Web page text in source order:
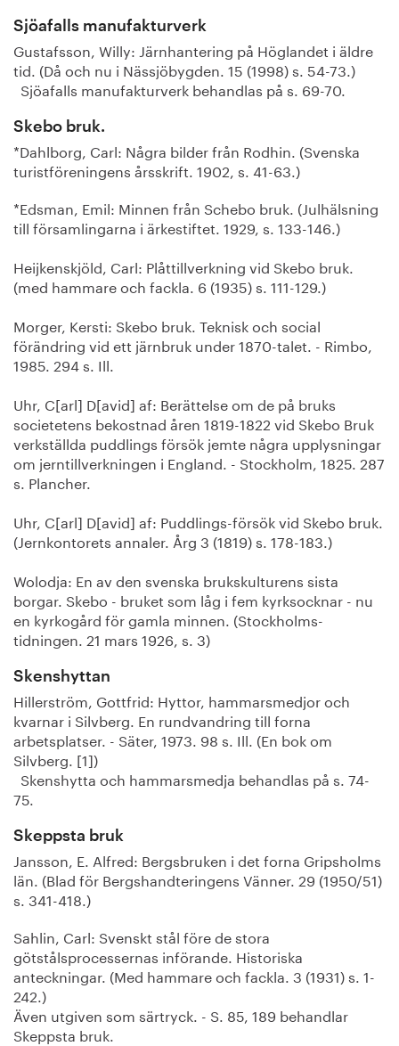
Sjöafalls manufakturverk
Gustafsson, Willy: Järnhantering på Höglandet i äldre
tid. (Då och nu i Nässjöbygden. 15 (1998) s. 54-73.)
Sjöafalls manufakturverk behandlas på s. 69-70.
Skebo bruk.
*Dahlborg, Carl: Några bilder från Rodhin. (Svenska
turistföreningens årsskrift. 1902, s. 41-63.)
*Edsman, Emil: Minnen från Schebo bruk. (Julhälsning
till församlingarna i ärkestiftet. 1929, s. 133-146.)
Heijkenskjöld, Carl: Plåttillverkning vid Skebo bruk.
(med hammare och fackla. 6 (1935) s. 111-129.)
Morger, Kersti: Skebo bruk. Teknisk och social
förändring vid ett järnbruk under 1870-talet. - Rimbo,
1985. 294 s. Ill.
Uhr, C[arl] D[avid] af: Berättelse om de på bruks
societetens bekostnad åren 1819-1822 vid Skebo Bruk
verkställda puddlings försök jemte några upplysningar
om jerntillverkningen i England. - Stockholm, 1825. 287
s. Plancher.
Uhr, C[arl] D[avid] af: Puddlings-försök vid Skebo bruk.
(Jernkontorets annaler. Årg 3 (1819) s. 178-183.)
Wolodja: En av den svenska brukskulturens sista
borgar. Skebo - bruket som låg i fem kyrksocknar - nu
en kyrkogård för gamla minnen. (Stockholms-
tidningen. 21 mars 1926, s. 3)
Skenshyttan
Hillerström, Gottfrid: Hyttor, hammarsmedjor och
kvarnar i Silvberg. En rundvandring till forna
arbetsplatser. - Säter, 1973. 98 s. Ill. (En bok om
Silvberg. [1])
Skenshytta och hammarsmedja behandlas på s. 74-
75.
Skeppsta bruk
Jansson, E. Alfred: Bergsbruken i det forna Gripsholms
län. (Blad för Bergshandteringens Vänner. 29 (1950/51)
s. 341-418.)
Sahlin, Carl: Svenskt stål före de stora
götstålsprocessernas införande. Historiska
anteckningar. (Med hammare och fackla. 3 (1931) s. 1-
242.)
Även utgiven som särtryck. - S. 85, 189 behandlar
Skeppsta bruk.